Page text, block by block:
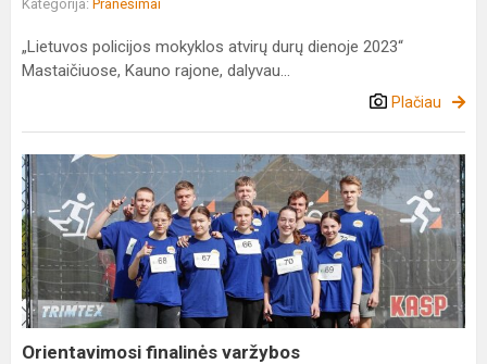
Kategorija: Pranešimai
„Lietuvos policijos mokyklos atvirų durų dienoje 2023“
Mastaičiuose, Kauno rajone, dalyvau...
Plačiau
Orientavimosi
finalinės
varžybos
Orientavimosi finalinės varžybos